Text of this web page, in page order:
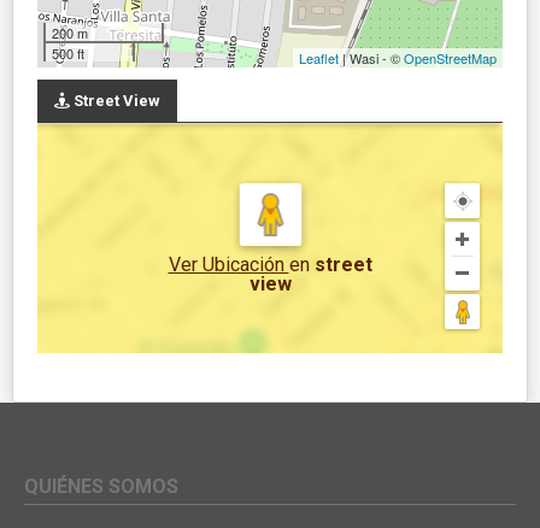
200 m
500 ft
Leaflet| Wasi - ©OpenStreetMap
Street View
Ver Ubicación en street
view
QUIÉNES SOMOS